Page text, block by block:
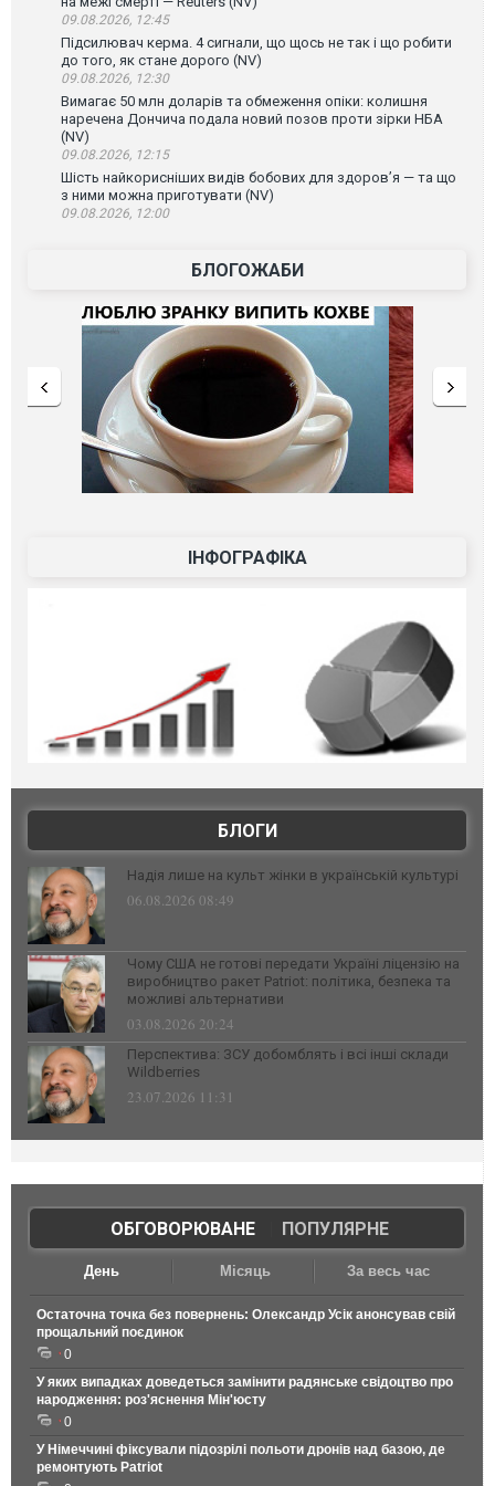
09.08.2026, 12:45
Підсилювач керма. 4 сигнали, що щось не так і що робити
до того, як стане дорого (NV)
09.08.2026, 12:30
Вимагає 50 млн доларів та обмеження опіки: колишня
наречена Дончича подала новий позов проти зірки НБА
(NV)
09.08.2026, 12:15
Шість найкорисніших видів бобових для здоров’я — та що
з ними можна приготувати (NV)
09.08.2026, 12:00
БЛОГОЖАБИ
ІНФОГРАФІКА
БЛОГИ
Надія лише на культ жінки в українській культурі
06.08.2026 08:49
Чому США не готові передати Україні ліцензію на
виробництво ракет Patriot: політика, безпека та
можливі альтернативи
03.08.2026 20:24
Перспектива: ЗСУ добомблять і всі інші склади
Wildberries
23.07.2026 11:31
ОБГОВОРЮВАНЕ| ПОПУЛЯРНЕ
День Місяць За весь час
Остаточна точка без повернень: Олександр Усік анонсував свій
прощальний поєдинок
0
У яких випадках доведеться замінити радянське свідоцтво про
народження: роз'яснення Мін'юсту
0
У Німеччині фіксували підозрілі польоти дронів над базою, де
ремонтують Patriot